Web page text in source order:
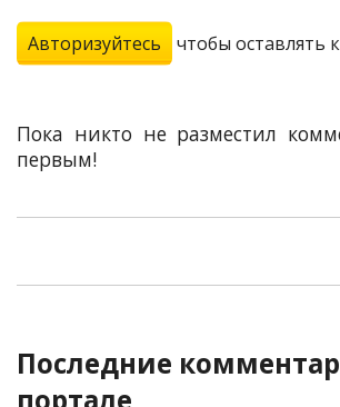
Авторизуйтесь чтобы оставлять
Пока никто не разместил
первым!
Последние